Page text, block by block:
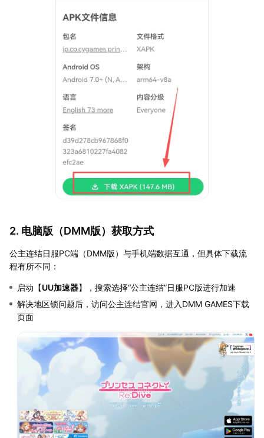
2. 电脑版（DMM版）获取方式
公主连结日服PC端（DMM版）与手机端数据互通，但具体下载流
程有所不同：
启动【UU加速器】，搜索选择“公主连结”日服PC版进行加速
解决地区锁问题后，访问公主连结官网，进入DMM GAMES下载
页面